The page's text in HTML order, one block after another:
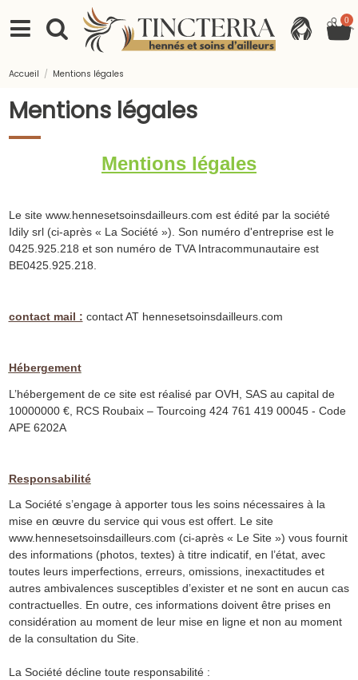
0
Accueil Mentions légales
Mentions légales
Mentions légales
Le site www.hennesetsoinsdailleurs.com est édité par la société
Idily srl (ci-après « La Société »). Son numéro d'entreprise est le
0425.925.218 et son numéro de TVA Intracommunautaire est
BE0425.925.218.
contact mail : contact AT hennesetsoinsdailleurs.com
Hébergement
L’hébergement de ce site est réalisé par OVH, SAS au capital de
10000000 €, RCS Roubaix – Tourcoing 424 761 419 00045 - Code
APE 6202A
Responsabilité
La Société s’engage à apporter tous les soins nécessaires à la
mise en œuvre du service qui vous est offert. Le site
www.hennesetsoinsdailleurs.com (ci-après « Le Site ») vous fournit
des informations (photos, textes) à titre indicatif, en l’état, avec
toutes leurs imperfections, erreurs, omissions, inexactitudes et
autres ambivalences susceptibles d’exister et ne sont en aucun cas
contractuelles. En outre, ces informations doivent être prises en
considération au moment de leur mise en ligne et non au moment
de la consultation du Site.
La Société décline toute responsabilité :